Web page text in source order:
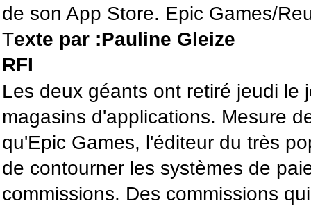
de son App Store. Epic Games/
Texte par :Pauline Gleize
RFI
Les deux géants ont retiré jeudi le
magasins d'applications. Mesure
qu'Epic Games, l'éditeur du très
de contourner les systèmes de
commissions. Des commissions